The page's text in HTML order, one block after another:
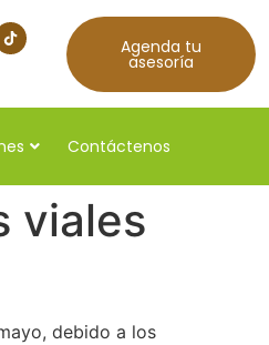
Agenda tu
asesoría
Contáctenos
viales
debido a los